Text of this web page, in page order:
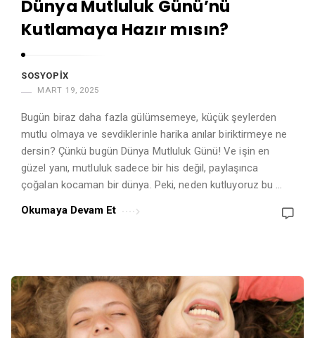
Dünya Mutluluk Günü’nü
Kutlamaya Hazır mısın?
SOSYOPIX
MART 19, 2025
Bugün biraz daha fazla gülümsemeye, küçük şeylerden
mutlu olmaya ve sevdiklerinle harika anılar biriktirmeye ne
dersin? Çünkü bugün Dünya Mutluluk Günü! Ve işin en
güzel yanı, mutluluk sadece bir his değil, paylaşınca
çoğalan kocaman bir dünya. Peki, neden kutluyoruz bu …
Okumaya Devam Et